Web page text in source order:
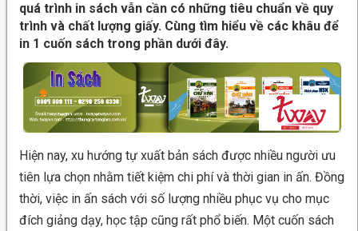
quá trình in sách vẫn cần có những tiêu chuẩn về quy
trình và chất lượng giấy. Cùng tìm hiểu về các khâu để
in 1 cuốn sách trong phần dưới đây.
Hiện nay, xu hướng tự xuất bản sách được nhiều người ưu
tiên lựa chọn nhằm tiết kiệm chi phí và thời gian in ấn. Đồng
thời, việc in ấn sách với số lượng nhiều phục vụ cho mục
đích giảng dạy, học tập cũng rất phổ biến. Một cuốn sách